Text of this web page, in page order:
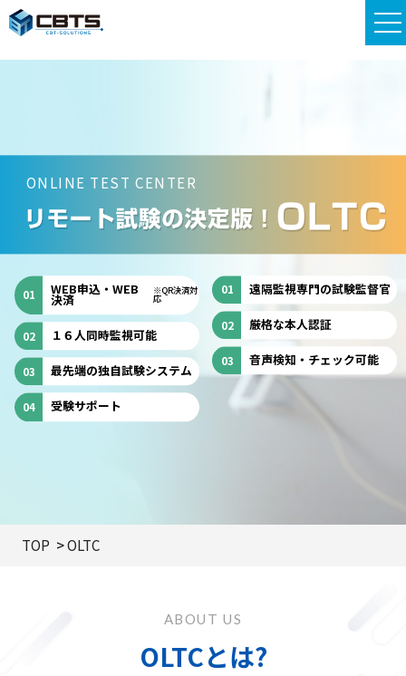
ONLINE TEST CENTER
WEB申込・WEB
決済
※QR決済対
応
１６人同時監視可能
最先端の独自試験システム
受験サポート
遠隔監視専門の試験監督官
厳格な本人認証
音声検知・チェック可能
TOP OLTC
ABOUT US
OLTCとは?